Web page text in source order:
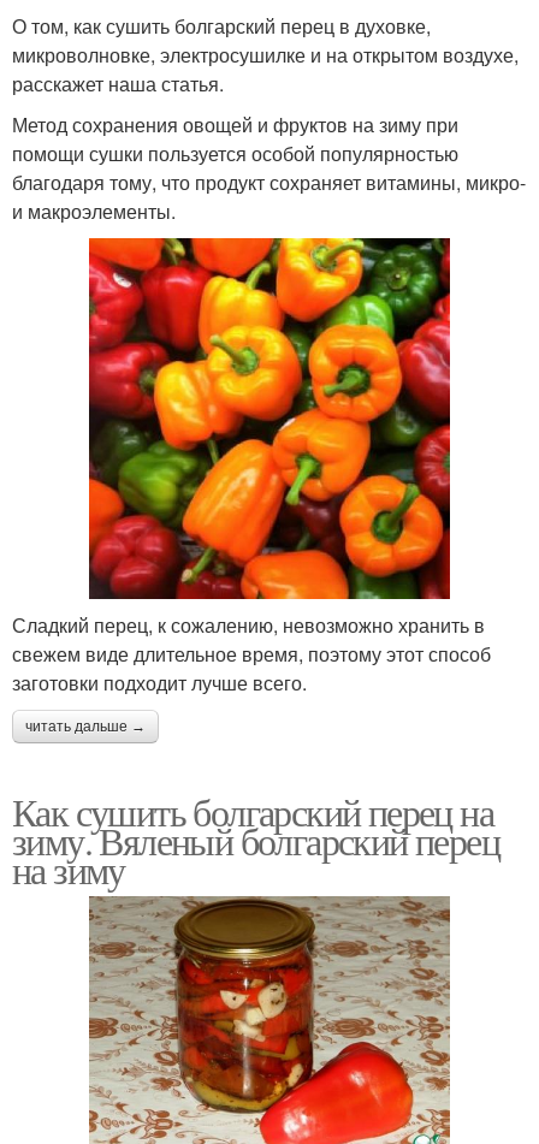
О том, как сушить болгарский перец в духовке,
микроволновке, электросушилке и на открытом воздухе,
расскажет наша статья.
Метод сохранения овощей и фруктов на зиму при
помощи сушки пользуется особой популярностью
благодаря тому, что продукт сохраняет витамины, микро-
и макроэлементы.
Сладкий перец, к сожалению, невозможно хранить в
свежем виде длительное время, поэтому этот способ
заготовки подходит лучше всего.
читать дальше →
Как сушить болгарский перец на
зиму. Вяленый болгарский перец
на зиму